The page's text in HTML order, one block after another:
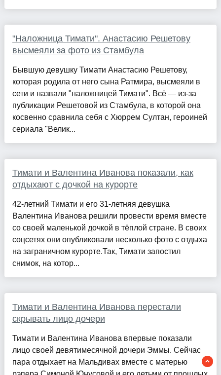
"Наложница Тимати". Анастасию Решетову
высмеяли за фото из Стамбула
Бывшую девушку Тимати Анастасию Решетову,
которая родила от него сына Ратмира, высмеяли в
сети и назвали "наложницей Тимати". Всё — из-за
публикации Решетовой из Стамбула, в которой она
косвенно сравнила себя с Хюррем Султан, героиней
сериала "Велик...
Тимати и Валентина Иванова показали, как
отдыхают с дочкой на курорте
42-летний Тимати и его 31-летняя девушка
Валентина Иванова решили провести время вместе
со своей маленькой дочкой в тёплой стране. В своих
соцсетях они опубликовали несколько фото с отдыха
на заграничном курорте.Так, Тимати запостил
снимок, на котор...
Тимати и Валентина Иванова перестали
скрывать лицо дочери
Тимати и Валентина Иванова впервые показали
лицо своей девятимесячной дочери Эммы. Сейчас
пара отдыхает на Мальдивах вместе с матерью